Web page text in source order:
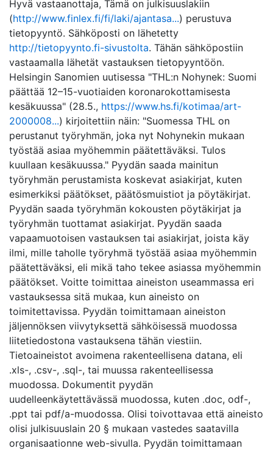
Hyvä vastaanottaja, Tämä on julkisuuslakiin
(http://www.finlex.fi/fi/laki/ajantasa...) perustuva
tietopyyntö. Sähköposti on lähetetty
http://tietopyynto.fi-sivustolta. Tähän sähköpostiin
vastaamalla lähetät vastauksen tietopyyntöön.
Helsingin Sanomien uutisessa "THL:n Nohynek: Suomi
päättää 12–15-vuotiaiden korona­rokottamisesta
kesäkuussa" (28.5., https://www.hs.fi/kotimaa/art-
2000008...) kirjoitettiin näin: "Suomessa THL on
perustanut työryhmän, joka nyt Nohynekin mukaan
työstää asiaa myöhemmin päätettäväksi. Tulos
kuullaan kesäkuussa." Pyydän saada mainitun
työryhmän perustamista koskevat asiakirjat, kuten
esimerkiksi päätökset, päätösmuistiot ja pöytäkirjat.
Pyydän saada työryhmän kokousten pöytäkirjat ja
työryhmän tuottamat asiakirjat. Pyydän saada
vapaamuotoisen vastauksen tai asiakirjat, joista käy
ilmi, mille taholle työryhmä työstää asiaa myöhemmin
päätettäväksi, eli mikä taho tekee asiassa myöhemmin
päätökset. Voitte toimittaa aineiston useammassa eri
vastauksessa sitä mukaa, kun aineisto on
toimitettavissa. Pyydän toimittamaan aineiston
jäljennöksen viivytyksettä sähköisessä muodossa
liitetiedostona vastauksena tähän viestiin.
Tietoaineistot avoimena rakenteellisena datana, eli
.xls-, .csv-, .sql-, tai muussa rakenteellisessa
muodossa. Dokumentit pyydän
uudelleenkäytettävässä muodossa, kuten .doc, odf-,
.ppt tai pdf/a-muodossa. Olisi toivottavaa että aineisto
olisi julkisuuslain 20 § mukaan vastedes saatavilla
organisaationne web-sivulla. Pyydän toimittamaan